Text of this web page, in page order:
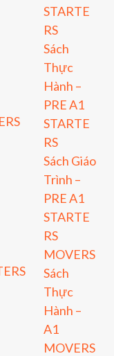
STARTE
RS
Sách
Thực
Hành –
PRE A1
STARTE
RS
Sách Giáo
Trình –
PRE A1
STARTE
RS
MOVERS
Sách
Thực
Hành –
A1
MOVERS